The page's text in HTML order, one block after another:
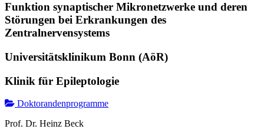
Funktion synaptischer Mikronetzwerke und deren
Störungen bei Erkrankungen des
Zentralnervensystems
Universitätsklinikum Bonn (AöR)
Klinik für Epileptologie
Doktorandenprogramme
Prof. Dr. Heinz Beck